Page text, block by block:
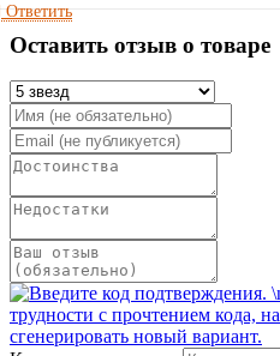
Ответить
Оставить отзыв о товаре